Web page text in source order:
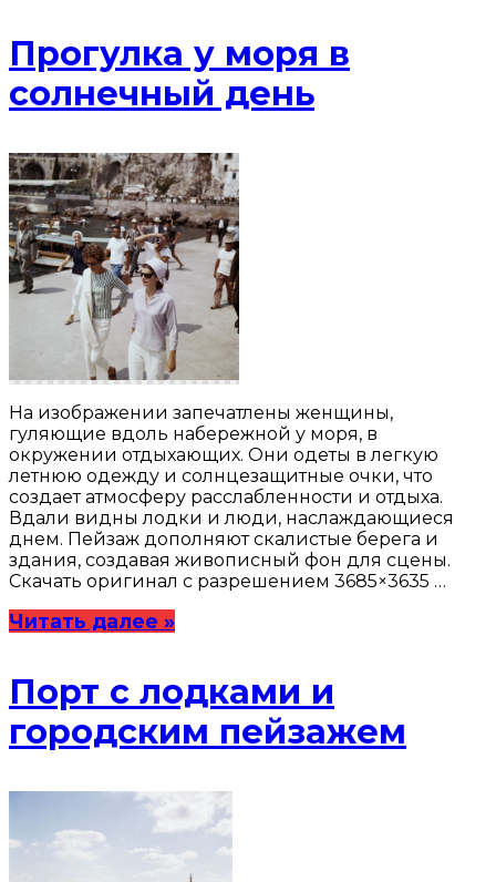
Прогулка у моря в
солнечный день
На изображении запечатлены женщины,
гуляющие вдоль набережной у моря, в
окружении отдыхающих. Они одеты в легкую
летнюю одежду и солнцезащитные очки, что
создает атмосферу расслабленности и отдыха.
Вдали видны лодки и люди, наслаждающиеся
днем. Пейзаж дополняют скалистые берега и
здания, создавая живописный фон для сцены.
Скачать оригинал с разрешением 3685×3635 …
Читать далее »
Порт с лодками и
городским пейзажем